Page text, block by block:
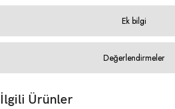
Ek bilgi
Değerlendirmeler
İlgili Ürünler